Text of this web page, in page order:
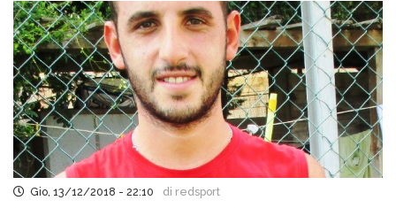
Gio, 13/12/2018 - 22:10 di redsport